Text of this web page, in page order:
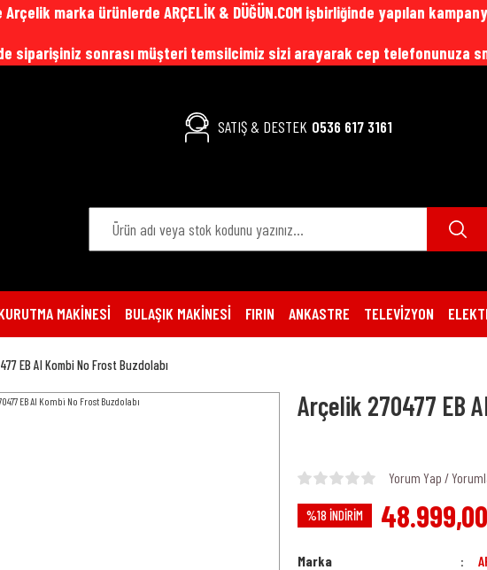
marka ürünlerde ARÇELİK & DÜĞÜN.COM işbirliğinde yapılan
siparişiniz sonrası müşteri temsilcimiz sizi arayarak cep telefonunuza
SATIŞ & DESTEK 0536 617 3161
MAKİNESİ BULAŞIK MAKİNESİ FIRIN ANKASTRE TELEVİZYON
EB AI Kombi No Frost Buzdolabı
Arçelik 270477 EB
Yorum Yap /
%18 İNDİRİM
Marka